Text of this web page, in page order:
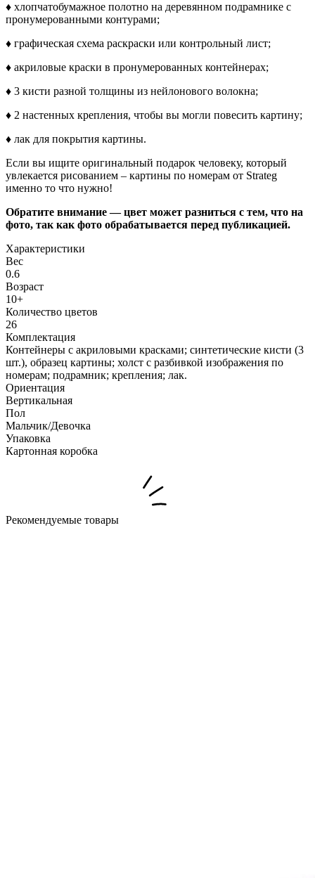
♦ хлопчатобумажное полотно на деревянном подрамнике с
пронумерованными контурами;
♦ графическая схема раскраски или контрольный лист;
♦ акриловые краски в пронумерованных контейнерах;
♦ 3 кисти разной толщины из нейлонового волокна;
♦ 2 настенных крепления, чтобы вы могли повесить картину;
♦ лак для покрытия картины.
Если вы ищите оригинальный подарок человеку, который
увлекается рисованием – картины по номерам от Strateg
именно то что нужно!
Обратите внимание — цвет может разниться с тем, что на
фото, так как фото обрабатывается перед публикацией.
Характеристики
Вес
0.6
Возраст
10+
Количество цветов
26
Комплектация
Контейнеры с акриловыми красками; синтетические кисти (3
шт.), образец картины; холст с разбивкой изображения по
номерам; подрамник; крепления; лак.
Ориентация
Вертикальная
Пол
Мальчик/Девочка
Упаковка
Картонная коробка
Рекомендуемые товары